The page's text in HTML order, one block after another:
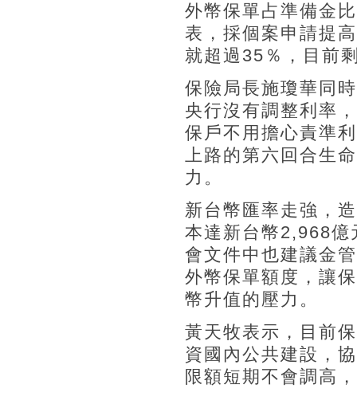
外幣保單占準備金
表，採個案申請提
就超過35％，目前
保險局長施瓊華同
央行沒有調整利率
保戶不用擔心責準
上路的第六回合生
力。
新台幣匯率走強，
本達新台幣2,968億
會文件中也建議金
外幣保單額度，讓
幣升值的壓力。
黃天牧表示，目前
資國內公共建設，
限額短期不會調高